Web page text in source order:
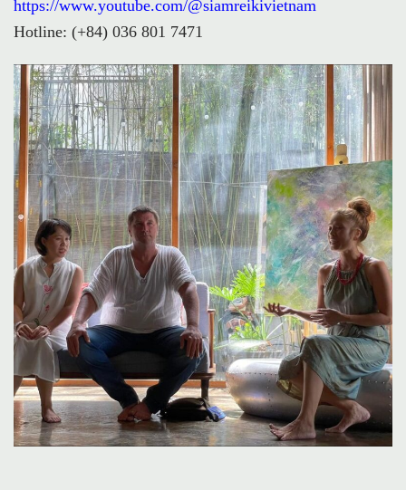
https://www.youtube.com/@siamreikivietnam
Hotline: (+84) 036 801 7471